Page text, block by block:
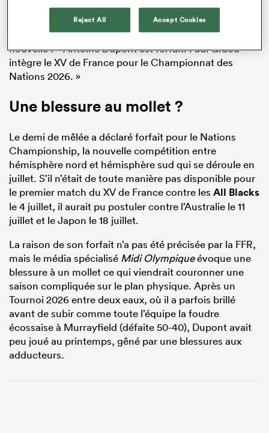
Un simple communiqué de presse envoyé par la
fédération française de rugby (FFR) lundi 29 juin à
quelques heures du départ confirme sobrement la
nouvelle : « Antoine Dupont est forfait. Paul Graou
intègre le XV de France pour le Championnat des
Nations 2026. »
Une blessure au mollet ?
Le demi de mêlée a déclaré forfait pour le Nations
Championship, la nouvelle compétition entre
hémisphère nord et hémisphère sud qui se déroule en
juillet. S’il n’était de toute manière pas disponible pour
le premier match du XV de France contre les All Blacks
le 4 juillet, il aurait pu postuler contre l’Australie le 11
juillet et le Japon le 18 juillet.
La raison de son forfait n’a pas été précisée par la FFR,
mais le média spécialisé Midi Olympiqueévoque une
blessure à un mollet ce qui viendrait couronner une
saison compliquée sur le plan physique. Après un
Tournoi 2026 entre deux eaux, où il a parfois brillé
avant de subir comme toute l’équipe la foudre
écossaise à Murrayfield (défaite 50-40), Dupont avait
peu joué au printemps, gêné par une blessures aux
adducteurs.
Reject All Accept Cookies